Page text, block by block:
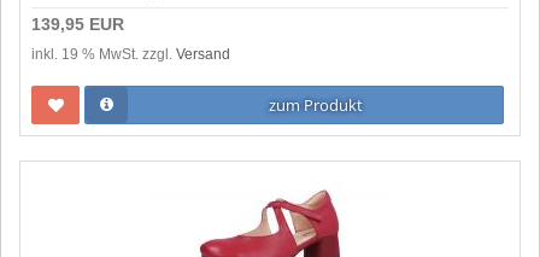
139,95 EUR
inkl. 19 % MwSt. zzgl. Versand
zum Produkt